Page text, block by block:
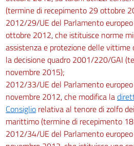
(termine di recepimento 29 ottobre
2012/29/UE del Parlamento
ottobre 2012, che istituisce norme
assistenza e protezione delle vittime
la decisione quadro 2001/220/GAI
novembre 2015);
2012/33/UE del Parlamento
novembre 2012, che modifica la
Consiglio relativa al tenore di zolfo
marittimo (termine di recepimento
2012/34/UE del Parlamento